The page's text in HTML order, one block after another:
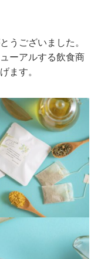
うございました。
ーアルする飲食商
ます。